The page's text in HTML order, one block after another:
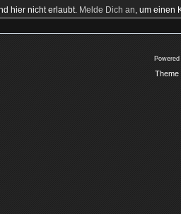
hier nicht erlaubt. Melde Dich an, um einen
Theme